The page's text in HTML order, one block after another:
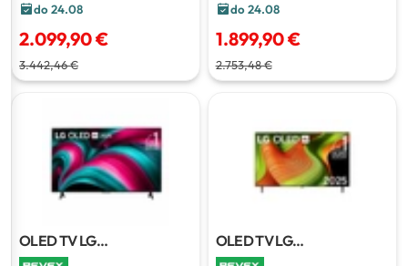
do 24.08
2.099,90 €
3.442,46 €
do 24.08
1.899,90 €
2.753,48 €
OLED TV LG
OLED55C51LA.AEU
OLED TV LG
OLED48C51LA.AEU